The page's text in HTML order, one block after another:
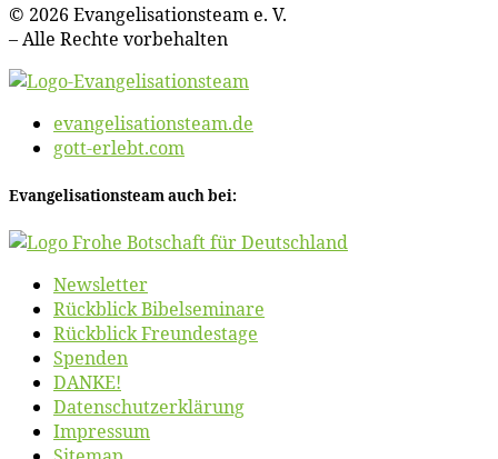
© 2026 Evan­ge­li­sa­ti­ons­team e. V.
– Al­le Rech­te vorbehalten
evangelisationsteam.de
gott-erlebt.com
Evan­ge­li­sa­ti­ons­team auch bei:
News­let­ter
Rück­blick Bibelseminare
Rück­blick Freundestage
Spen­den
DANKE!
Daten­schutz­er­klä­rung
Im­pres­sum